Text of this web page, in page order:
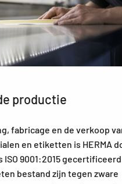
productie
fabricage en de verkoop
en etiketten is HERMA
ISO 9001:2015
bestand zijn tegen zware